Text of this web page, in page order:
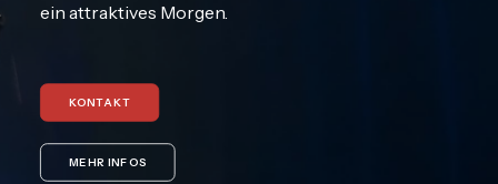
ein attraktives Morgen.
KONTAKT
MEHR INFOS